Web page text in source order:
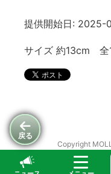
戻る
提供開始日: 2025-
サイズ 約13cm 全
Copyright